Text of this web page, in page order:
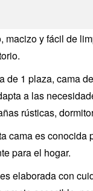
y fácil de
1 plaza, cama
a las
rústicas,
cama es
para el hogar.
elaborada con